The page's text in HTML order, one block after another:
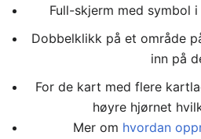
Full-skjerm med symbol
Dobbelklikk på et område
inn på
For de kart med flere
høyre hjørnet
Mer om hvordan